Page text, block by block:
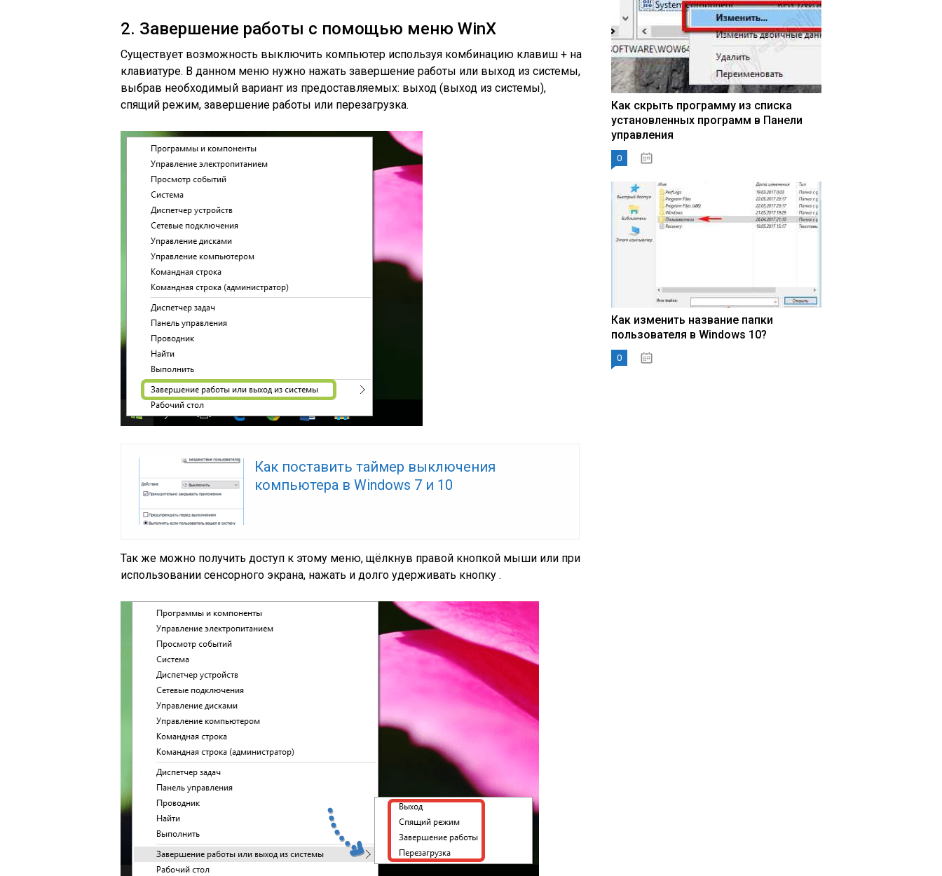
2. Завершение работы с помощью меню WinX
Существует возможность выключить компьютер используя комбинацию клавиш + на
клавиатуре. В данном меню нужно нажать завершение работы или выход из системы,
выбрав необходимый вариант из предоставляемых: выход (выход из системы),
спящий режим, завершение работы или перезагрузка.
Как поставить таймер выключения
компьютера в Windows 7 и 10
Так же можно получить доступ к этому меню, щёлкнув правой кнопкой мыши или при
использовании сенсорного экрана, нажать и долго удерживать кнопку .
Как скрыть программу из списка
установленных программ в Панели
управления
0
Как изменить название папки
пользователя в Windows 10?
0